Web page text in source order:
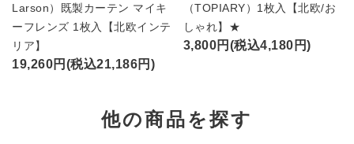
Larson）既製カーテン マイキ
ーフレンズ 1枚入【北欧インテ
リア】
19,260円(税込21,186円)
（TOPIARY）1枚入【北欧/お
しゃれ】★
3,800円(税込4,180円)
他の商品を探す